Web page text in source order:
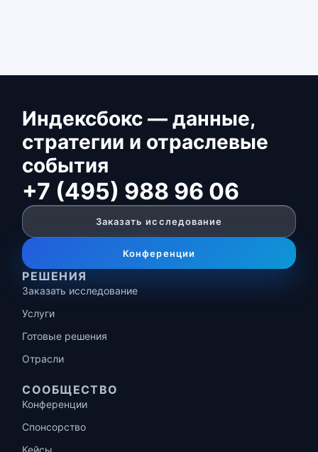
Индексбокс — данные,
стратегии и отраслевые
события
+7 (495) 988 96 06
Заказать исследование
Конференции
РЕШЕНИЯ
Заказать исследование
Услуги
Готовые решения
Отрасли
СООБЩЕСТВО
Конференции
Спонсорство